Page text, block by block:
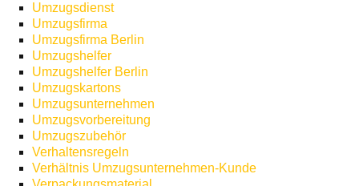
Umzugsdienst
Umzugsfirma
Umzugsfirma Berlin
Umzugshelfer
Umzugshelfer Berlin
Umzugskartons
Umzugsunternehmen
Umzugsvorbereitung
Umzugszubehör
Verhaltensregeln
Verhältnis Umzugsunternehmen-Kunde